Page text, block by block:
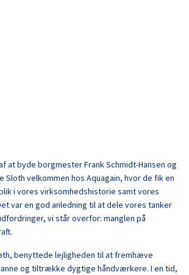
at byde borgmester Frank Schmidt-Hansen og
Sloth velkommen hos Aquagain, hvor de fik en
i vores virksomhedshistorie samt vores
var en god anledning til at dele vores tanker
vi står overfor: manglen på
benyttede lejligheden til at fremhæve
og tiltrække dygtige håndværkere. I en tid,